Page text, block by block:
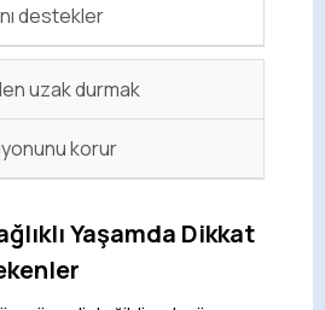
destekler
uzak durmak
korur
Yaşamda Dikkat